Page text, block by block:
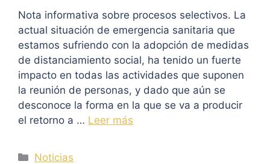
Nota informativa sobre procesos selectivos. La
actual situación de emergencia sanitaria que
estamos sufriendo con la adopción de medidas
de distanciamiento social, ha tenido un fuerte
impacto en todas las actividades que suponen
la reunión de personas, y dado que aún se
desconoce la forma en la que se va a producir
el retorno a … Leer más
Categorías
Noticias